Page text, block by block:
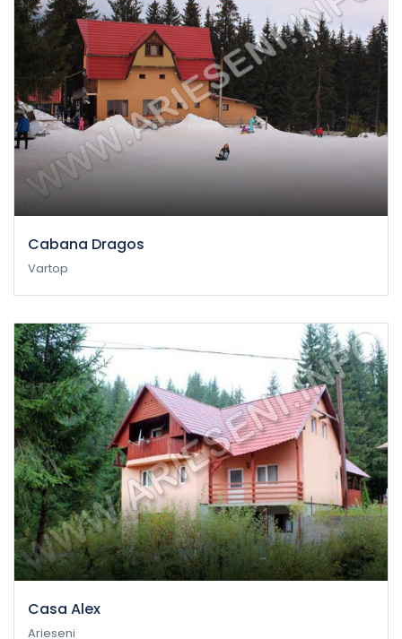
Cabana Dragos
Vartop
Casa Alex
Arieseni